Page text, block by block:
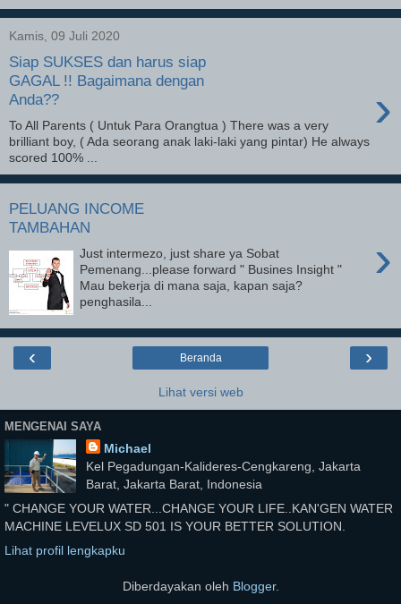
Kamis, 09 Juli 2020
Siap SUKSES dan harus siap
GAGAL !! Bagaimana dengan
Anda??
›
To All Parents ( Untuk Para Orangtua ) There was a very
brilliant boy, ( Ada seorang anak laki-laki yang pintar) He always
scored 100% ...
PELUANG INCOME
TAMBAHAN
›
Just intermezo, just share ya Sobat
Pemenang...please forward " Busines Insight "
Mau bekerja di mana saja, kapan saja?
penghasila...
‹ ›
Beranda
Lihat versi web
MENGENAI SAYA
Michael
Kel Pegadungan-Kalideres-Cengkareng, Jakarta
Barat, Jakarta Barat, Indonesia
" CHANGE YOUR WATER...CHANGE YOUR LIFE..KAN'GEN WATER
MACHINE LEVELUX SD 501 IS YOUR BETTER SOLUTION.
Lihat profil lengkapku
Diberdayakan oleh Blogger.